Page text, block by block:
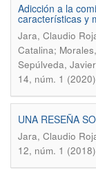
Adicción a la
características y
Jara, Claudio
Catalina;
Sepúlveda,
14, núm. 1
UNA RESEÑA
Jara, Claudio
12, núm. 1